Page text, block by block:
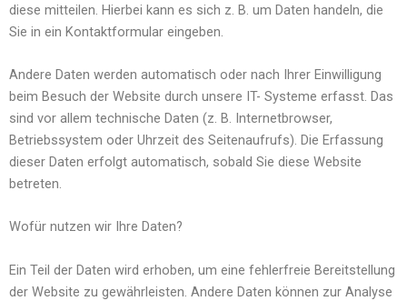
diese mitteilen. Hierbei kann es sich z. B. um Daten handeln, die
Sie in ein Kontaktformular eingeben.
Andere Daten werden automatisch oder nach Ihrer Einwilligung
beim Besuch der Website durch unsere IT- Systeme erfasst. Das
sind vor allem technische Daten (z. B. Internetbrowser,
Betriebssystem oder Uhrzeit des Seitenaufrufs). Die Erfassung
dieser Daten erfolgt automatisch, sobald Sie diese Website
betreten.
Wofür nutzen wir Ihre Daten?
Ein Teil der Daten wird erhoben, um eine fehlerfreie Bereitstellung
der Website zu gewährleisten. Andere Daten können zur Analyse